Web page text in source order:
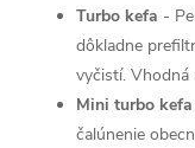
Turbo kefa -
dôkladne
vyčistí. Vhodná
Mini turbo kefa
čalúnenie